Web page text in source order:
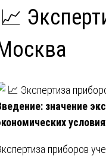
📈
значение
приборов